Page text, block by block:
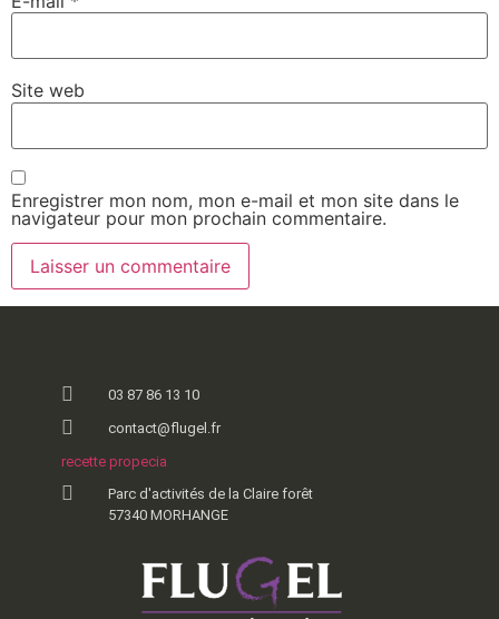
Site web
Enregistrer mon nom, mon e-mail et mon site dans le
navigateur pour mon prochain commentaire.
03 87 86 13 10
contact@flugel.fr
recette propecia
Parc d'activités de la Claire forêt
57340 MORHANGE